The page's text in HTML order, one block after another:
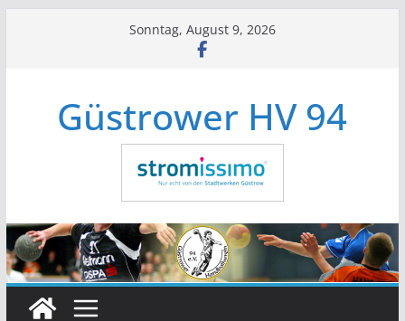
Sonntag, August 9, 2026
Güstrower HV 94